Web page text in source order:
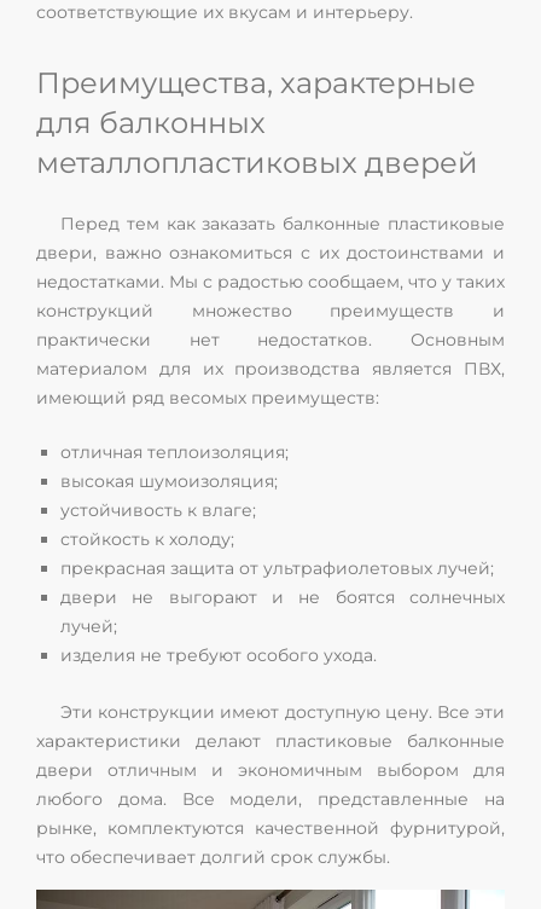
соответствующие их вкусам и интерьеру.
Преимущества, характерные
для балконных
металлопластиковых дверей
Перед тем как заказать балконные пластиковые
двери, важно ознакомиться с их достоинствами и
недостатками. Мы с радостью сообщаем, что у таких
конструкций множество преимуществ и
практически нет недостатков. Основным
материалом для их производства является ПВХ,
имеющий ряд весомых преимуществ:
отличная теплоизоляция;
высокая шумоизоляция;
устойчивость к влаге;
стойкость к холоду;
прекрасная защита от ультрафиолетовых лучей;
двери не выгорают и не боятся солнечных
лучей;
изделия не требуют особого ухода.
Эти конструкции имеют доступную цену. Все эти
характеристики делают пластиковые балконные
двери отличным и экономичным выбором для
любого дома. Все модели, представленные на
рынке, комплектуются качественной фурнитурой,
что обеспечивает долгий срок службы.